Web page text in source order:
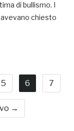
di bullismo. I
chiesto
5 6 7
→